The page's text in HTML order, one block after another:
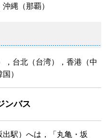
縄（那覇）
，台北（台湾），香港（中
）
ンバス
駅）へは，「丸亀・坂